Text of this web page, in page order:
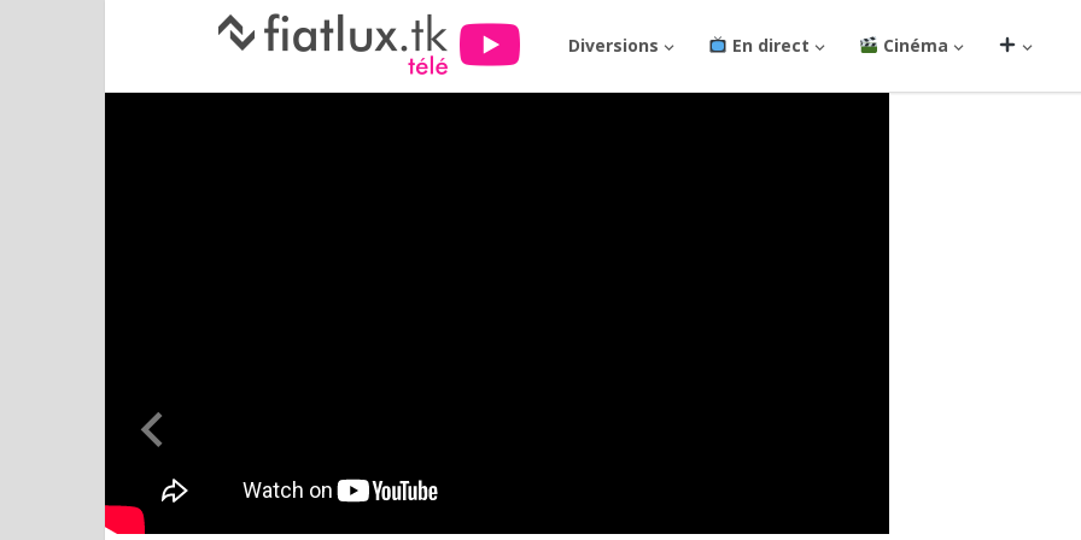
Diversions En direct Cinéma